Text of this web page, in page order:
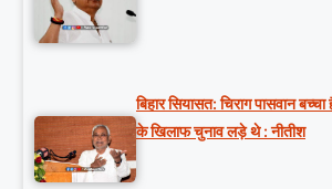
बिहार सियासत: चिराग पासवान
के खिलाफ चुनाव लड़े थे : नीतीश